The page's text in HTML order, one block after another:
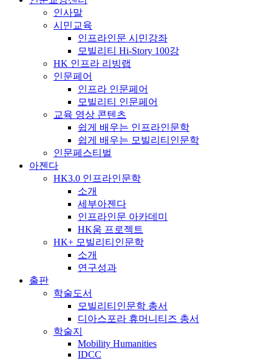
인사말
시민교육
인프라인문 시민강좌
모빌리티 Hi-Story 100강
HK 인프라 리빙랩
인문페어
인프라 인문페어
모빌리티 인문페어
교육 영상 콘텐츠
쉽게 배우는 인프라인문학
쉽게 배우는 모빌리티인문학
인문페스티벌
아젠다
HK3.0 인프라인문학
소개
세부아젠다
인프라인문 아카데미
HK움 프로젝트
HK+ 모빌리티인문학
소개
연구성과
출판
학술도서
모빌리티인문학 총서
디아스포라 휴머니티즈 총서
학술지
Mobility Humanities
IDCC